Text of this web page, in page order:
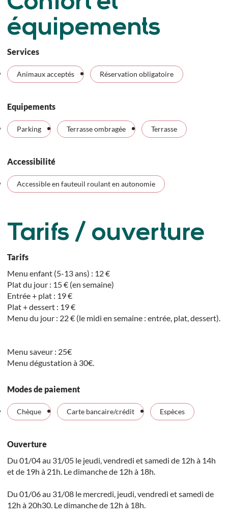
équipements
Services
Animaux acceptés Réservation obligatoire
Equipements
Parking Terrasse ombragée Terrasse
Accessibilité
Accessible en fauteuil roulant en autonomie
Tarifs / ouverture
Tarifs
Menu enfant (5-13 ans) : 12 €
Plat du jour : 15 € (en semaine)
Entrée + plat : 19 €
Plat + dessert : 19 €
Menu du jour : 22 € (le midi en semaine : entrée, plat, dessert).
Menu saveur : 25€
Menu dégustation à 30€.
Modes de paiement
Chèque Carte bancaire/crédit Espèces
Ouverture
Du 01/04 au 31/05 le jeudi, vendredi et samedi de 12h à 14h
et de 19h à 21h. Le dimanche de 12h à 18h.
Du 01/06 au 31/08 le mercredi, jeudi, vendredi et samedi de
12h à 20h30. Le dimanche de 12h à 18h.